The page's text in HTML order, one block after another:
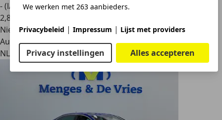
We werken met 263 aanbieders.
Privacybeleid | Impressum | Lijst met providers
Privacy instellingen Alles accepteren
- (l/100 km)
2,8
Nieuw
Autobedrijf
NL 7641 LH